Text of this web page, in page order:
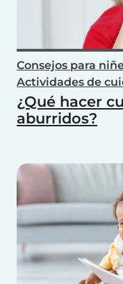
Consejos para
Actividades de
¿Qué hacer
aburridos?